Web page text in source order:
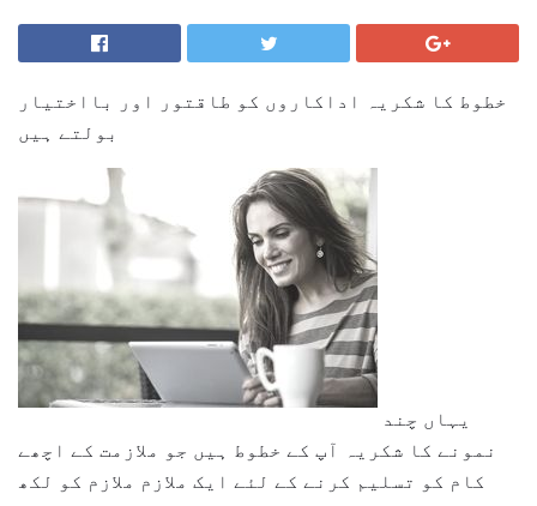
خطوط کا شکریہ اداکاروں کو طاقتور اور بااختیار
بولتے ہیں
نمونے کا شکریہ آپ کے خطوط ہیں جو ملازمت کے اچھے
کام کو تسلیم کرنے کے لئے ایک ملازم ملازم کو لکھ